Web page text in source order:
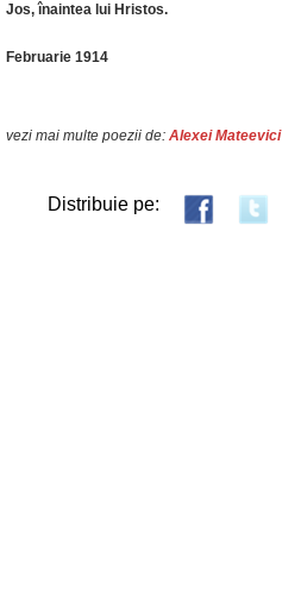
Jos, înaintea lui Hristos.
Februarie 1914
vezi mai multe poezii de: Alexei Mateevici
Distribuie pe: